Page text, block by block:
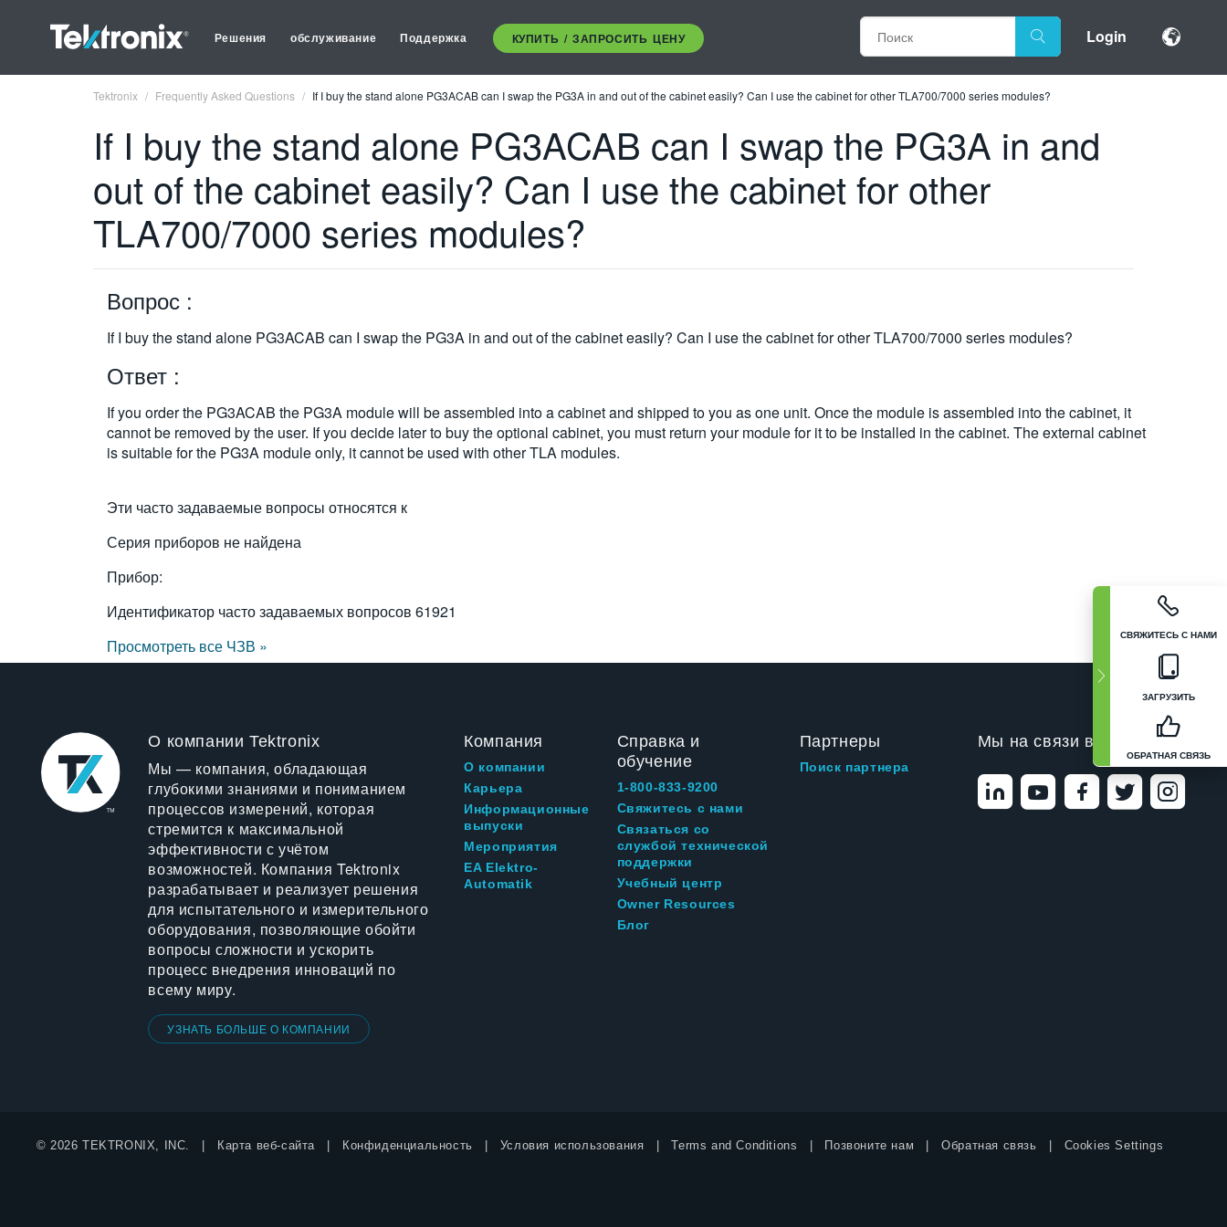
Решения обслуживание Поддержка КУПИТЬ / ЗАПРОСИТЬ ЦЕНУ Login
СВЯЖИТЕСЬ С НАМИ
ЗАГРУЗИТЬ
ОБРАТНАЯ СВЯЗЬ
Tektronix Frequently Asked Questions If I buy the stand alone PG3ACAB can I swap the PG3A in and out of the cabinet easily? Can I use the cabinet for other TLA700/7000 series modules?
If I buy the stand alone PG3ACAB can I swap the PG3A in and
out of the cabinet easily? Can I use the cabinet for other
TLA700/7000 series modules?
Вопрос :
If I buy the stand alone PG3ACAB can I swap the PG3A in and out of the cabinet easily? Can I use the cabinet for other TLA700/7000 series modules?
Ответ :
If you order the PG3ACAB the PG3A module will be assembled into a cabinet and shipped to you as one unit. Once the module is assembled into the cabinet, it
cannot be removed by the user. If you decide later to buy the optional cabinet, you must return your module for it to be installed in the cabinet. The external cabinet
is suitable for the PG3A module only, it cannot be used with other TLA modules.
Эти часто задаваемые вопросы относятся к
Серия приборов не найдена
Прибор:
Идентификатор часто задаваемых вопросов 61921
Просмотреть все ЧЗВ »
О компании Tektronix
Мы — компания, обладающая
глубокими знаниями и пониманием
процессов измерений, которая
стремится к максимальной
эффективности с учётом
возможностей. Компания Tektronix
разрабатывает и реализует решения
для испытательного и измерительного
оборудования, позволяющие обойти
вопросы сложности и ускорить
процесс внедрения инноваций по
всему миру.
УЗНАТЬ БОЛЬШЕ О КОМПАНИИ
Компания
О компании
Карьера
Информационные
выпуски
Мероприятия
EA Elektro-
Automatik
Справка и
обучение
1-800-833-9200
Свяжитесь с нами
Связаться со
службой технической
поддержки
Учебный центр
Owner Resources
Блог
Партнеры
Поиск партнера
Мы на связи в
© 2026 TEKTRONIX, INC. Карта веб-сайта Конфиденциальность Условия использования Terms and Conditions Позвоните нам Обратная связь Cookies Settings